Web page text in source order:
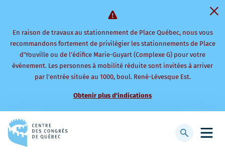
En raison de travaux au stationnement de Place Québec, nous vous
recommandons fortement de privilégier les stationnements de Place
d’Youville ou de l’édifice Marie-Guyart (Complexe G) pour votre
événement. Les personnes à mobilité réduite sont invitées à arriver
par l’entrée située au 1000, boul. René-Lévesque Est.
Obtenir plus d'indications
à
Afficher